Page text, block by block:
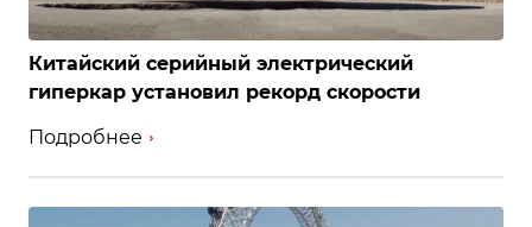
Китайский серийный электрический
гиперкар установил рекорд скорости
Подробнее